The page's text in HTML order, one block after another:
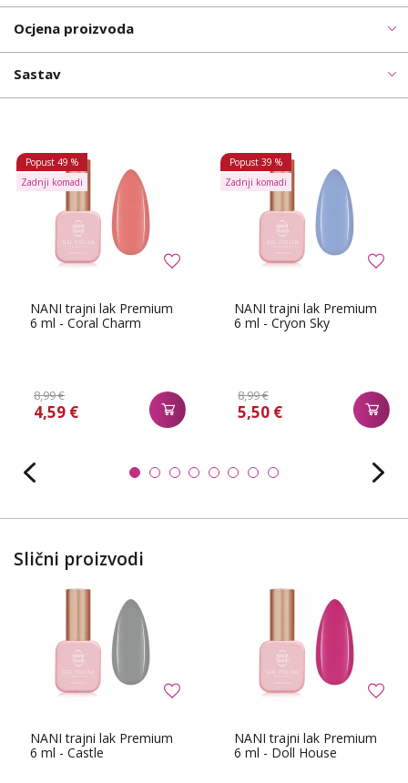
Ocjena proizvoda
Sastav
NANI trajni lak Premium
6 ml - Coral Charm
8,99 €
4,59 €
Popust 49 %
Zadnji komadi
NANI trajni lak Premium
6 ml - Cryon Sky
8,99 €
5,50 €
Popust 39 %
Zadnji komadi
Slični proizvodi
NANI trajni lak Premium
6 ml - Castle
NANI trajni lak Premium
6 ml - Doll House